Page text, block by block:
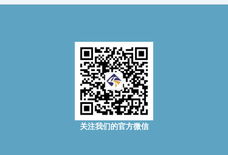
关注我们的官方微信